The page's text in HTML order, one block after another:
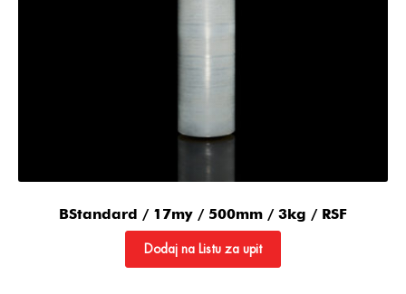
BStandard / 17my / 500mm / 3kg / RSF
Dodaj na Listu za upit